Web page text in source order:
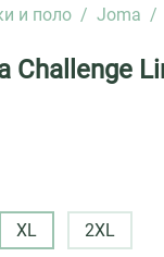
и поло / Joma /
Challenge
XL 2XL